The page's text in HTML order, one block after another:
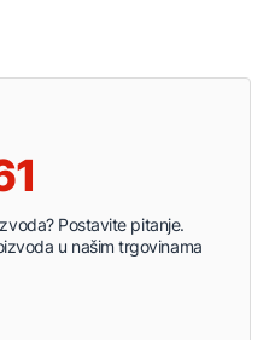
Postavite pitanje.
u našim trgovinama